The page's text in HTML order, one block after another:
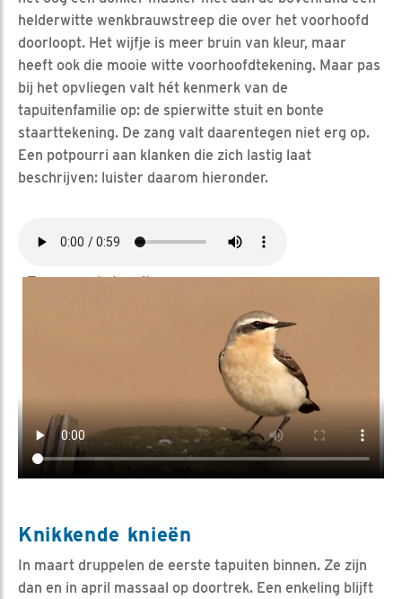
helderwitte wenkbrauwstreep die over het voorhoofd
doorloopt. Het wijfje is meer bruin van kleur, maar
heeft ook die mooie witte voorhoofdtekening. Maar pas
bij het opvliegen valt hét kenmerk van de
tapuitenfamilie op: de spierwitte stuit en bonte
staarttekening. De zang valt daarentegen niet erg op.
Een potpourri aan klanken die zich lastig laat
beschrijven: luister daarom hieronder.
Zang van de tapuit
Knikkende knieën
In maart druppelen de eerste tapuiten binnen. Ze zijn
dan en in april massaal op doortrek. Een enkeling blijft